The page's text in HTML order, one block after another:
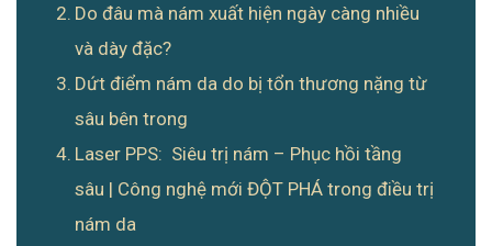
Do đâu mà nám xuất hiện ngày càng nhiều
và dày đặc?
Dứt điểm nám da do bị tổn thương nặng từ
sâu bên trong
Laser PPS: Siêu trị nám – Phục hồi tầng
sâu | Công nghệ mới ĐỘT PHÁ trong điều trị
nám da